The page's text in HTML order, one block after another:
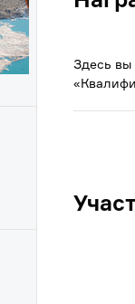
Здесь вы